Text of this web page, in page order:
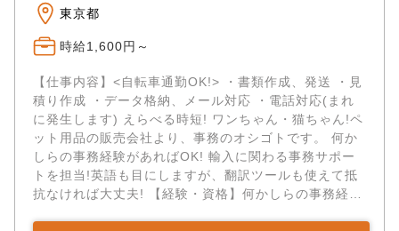
東京都
時給1,600円～
【仕事内容】<自転車通勤OK!> ・書類作成、発送 ・見
積り作成 ・データ格納、メール対応 ・電話対応(まれ
に発生します) えらべる時短! ワンちゃん・猫ちゃん!ペ
ット用品の販売会社より、事務のオシゴトです。 何か
しらの事務経験があればOK! 輸入に関わる事務サポー
トを担当!英語も目にしますが、翻訳ツールも使えて抵
抗なければ大丈夫! 【経験・資格】何かしらの事務経験